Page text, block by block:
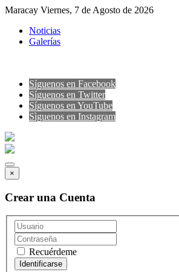
Maracay Viernes, 7 de Agosto de 2026
Noticias
Galerías
Síguenos en Facebook
Síguenos en Twitter
Síguenos en YouTube
Sìguenos en Instagram
×
Crear una Cuenta
Recuérdeme